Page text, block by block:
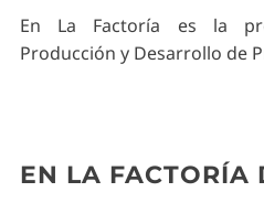
En La Factoría es la
Producción y Desarrollo de
EN LA FACTORÍA